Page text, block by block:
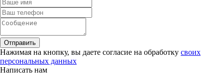
Отправить
Нажимая на кнопку, вы даете согласие на обработку своих
персональных данных
Написать нам